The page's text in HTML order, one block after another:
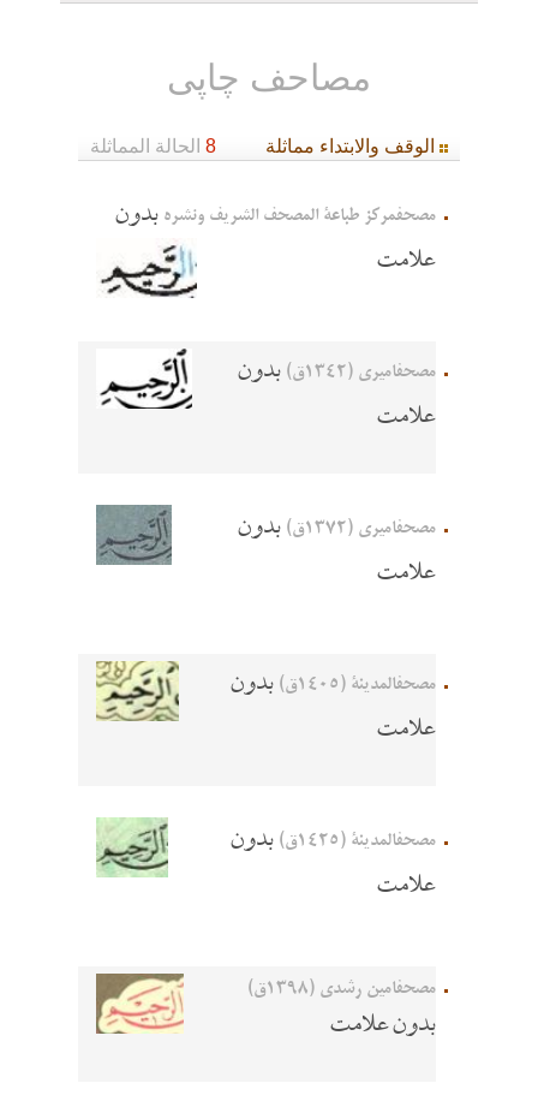
مصاحف چاپی
الوقف والابتداء مماثلة 8 الحالة المماثلة
مصحفمرکز طباعة المصحف الشريف ونشره بدون
علامت
مصحفامیری (1342ق)
بدون
علامت
مصحفاميري (1372ق)
بدون
علامت
مصحفالمدينة (1405ق)
بدون
علامت
مصحفالمدينة (1425ق)
بدون
علامت
مصحفامين رشدي (1398ق)
بدون علامت